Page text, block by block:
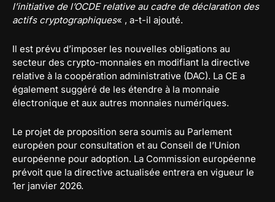
l’initiative de l’OCDE relative au cadre de déclaration des
actifs cryptographiques« , a-t-il ajouté.
Il est prévu d’imposer les nouvelles obligations au
secteur des crypto-monnaies en modifiant la directive
relative à la coopération administrative (DAC). La CE a
également suggéré de les étendre à la monnaie
électronique et aux autres monnaies numériques.
Le projet de proposition sera soumis au Parlement
européen pour consultation et au Conseil de l’Union
européenne pour adoption. La Commission européenne
prévoit que la directive actualisée entrera en vigueur le
1er janvier 2026.